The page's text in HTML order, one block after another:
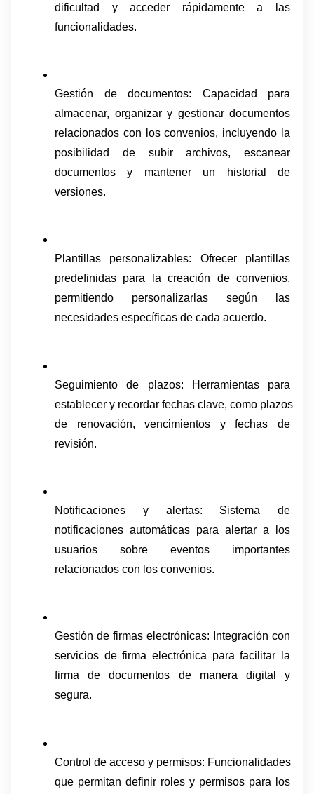
dificultad y acceder rápidamente a las
funcionalidades.
Gestión de documentos: Capacidad para
almacenar, organizar y gestionar documentos
relacionados con los convenios, incluyendo la
posibilidad de subir archivos, escanear
documentos y mantener un historial de
versiones.
Plantillas personalizables: Ofrecer plantillas
predefinidas para la creación de convenios,
permitiendo personalizarlas según las
necesidades específicas de cada acuerdo.
Seguimiento de plazos: Herramientas para
establecer y recordar fechas clave, como plazos
de renovación, vencimientos y fechas de
revisión.
Notificaciones y alertas: Sistema de
notificaciones automáticas para alertar a los
usuarios sobre eventos importantes
relacionados con los convenios.
Gestión de firmas electrónicas: Integración con
servicios de firma electrónica para facilitar la
firma de documentos de manera digital y
segura.
Control de acceso y permisos: Funcionalidades
que permitan definir roles y permisos para los